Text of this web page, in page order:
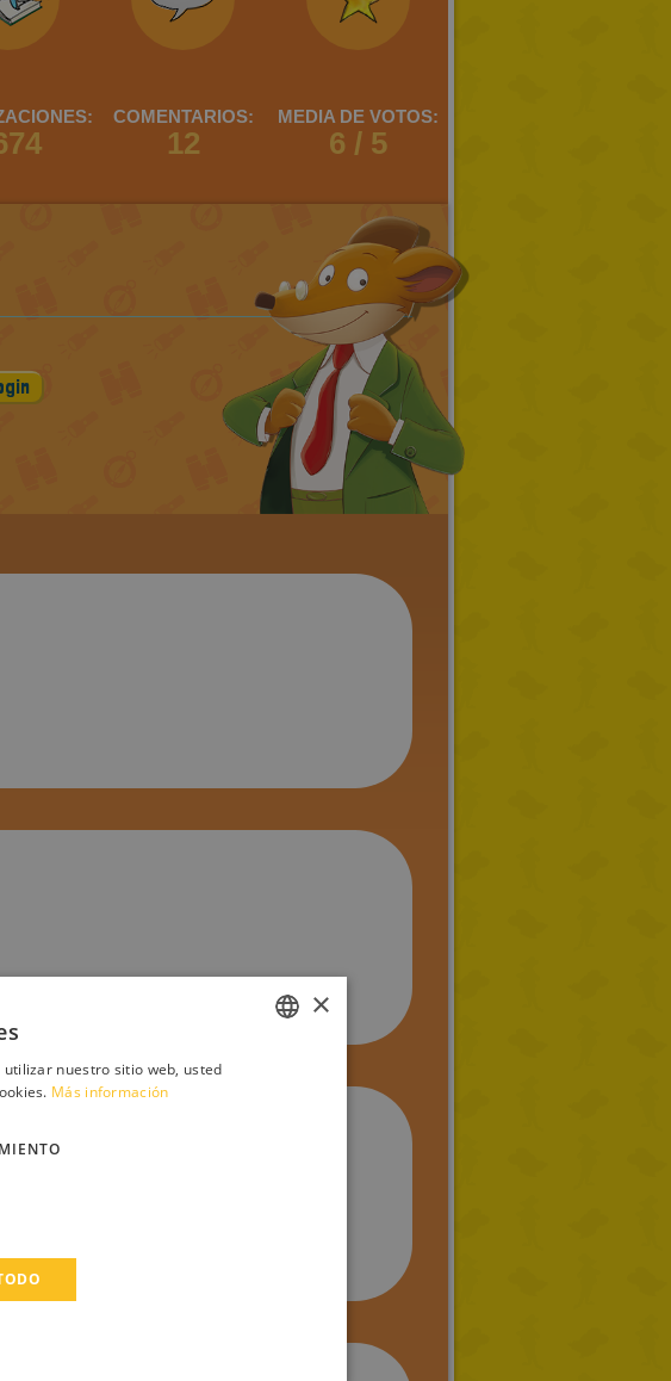
COMENTARIOS:
12
MEDIA DE VOTOS:
6 / 5
Cinco estrellas.
×
nuestro sitio web, usted
Más información